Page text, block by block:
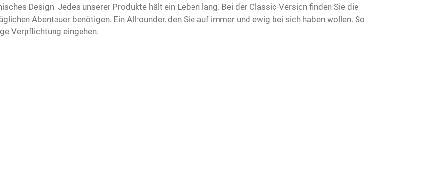
Design. Jedes unserer Produkte hält ein Leben lang. Bei der Classic-Version finden Sie die
Abenteuer benötigen. Ein Allrounder, den Sie auf immer und ewig bei sich haben wollen. So
Verpflichtung eingehen.